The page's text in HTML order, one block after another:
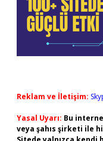
Reklam ve İletişim:
Yasal Uyarı: Bu
veya şahıs şirketi ile